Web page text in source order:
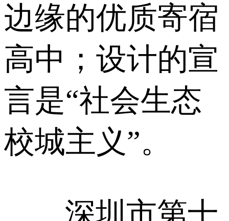
边缘的优质寄宿
高中；设计的宣
言是“社会生态
校城主义”。
深圳市第十